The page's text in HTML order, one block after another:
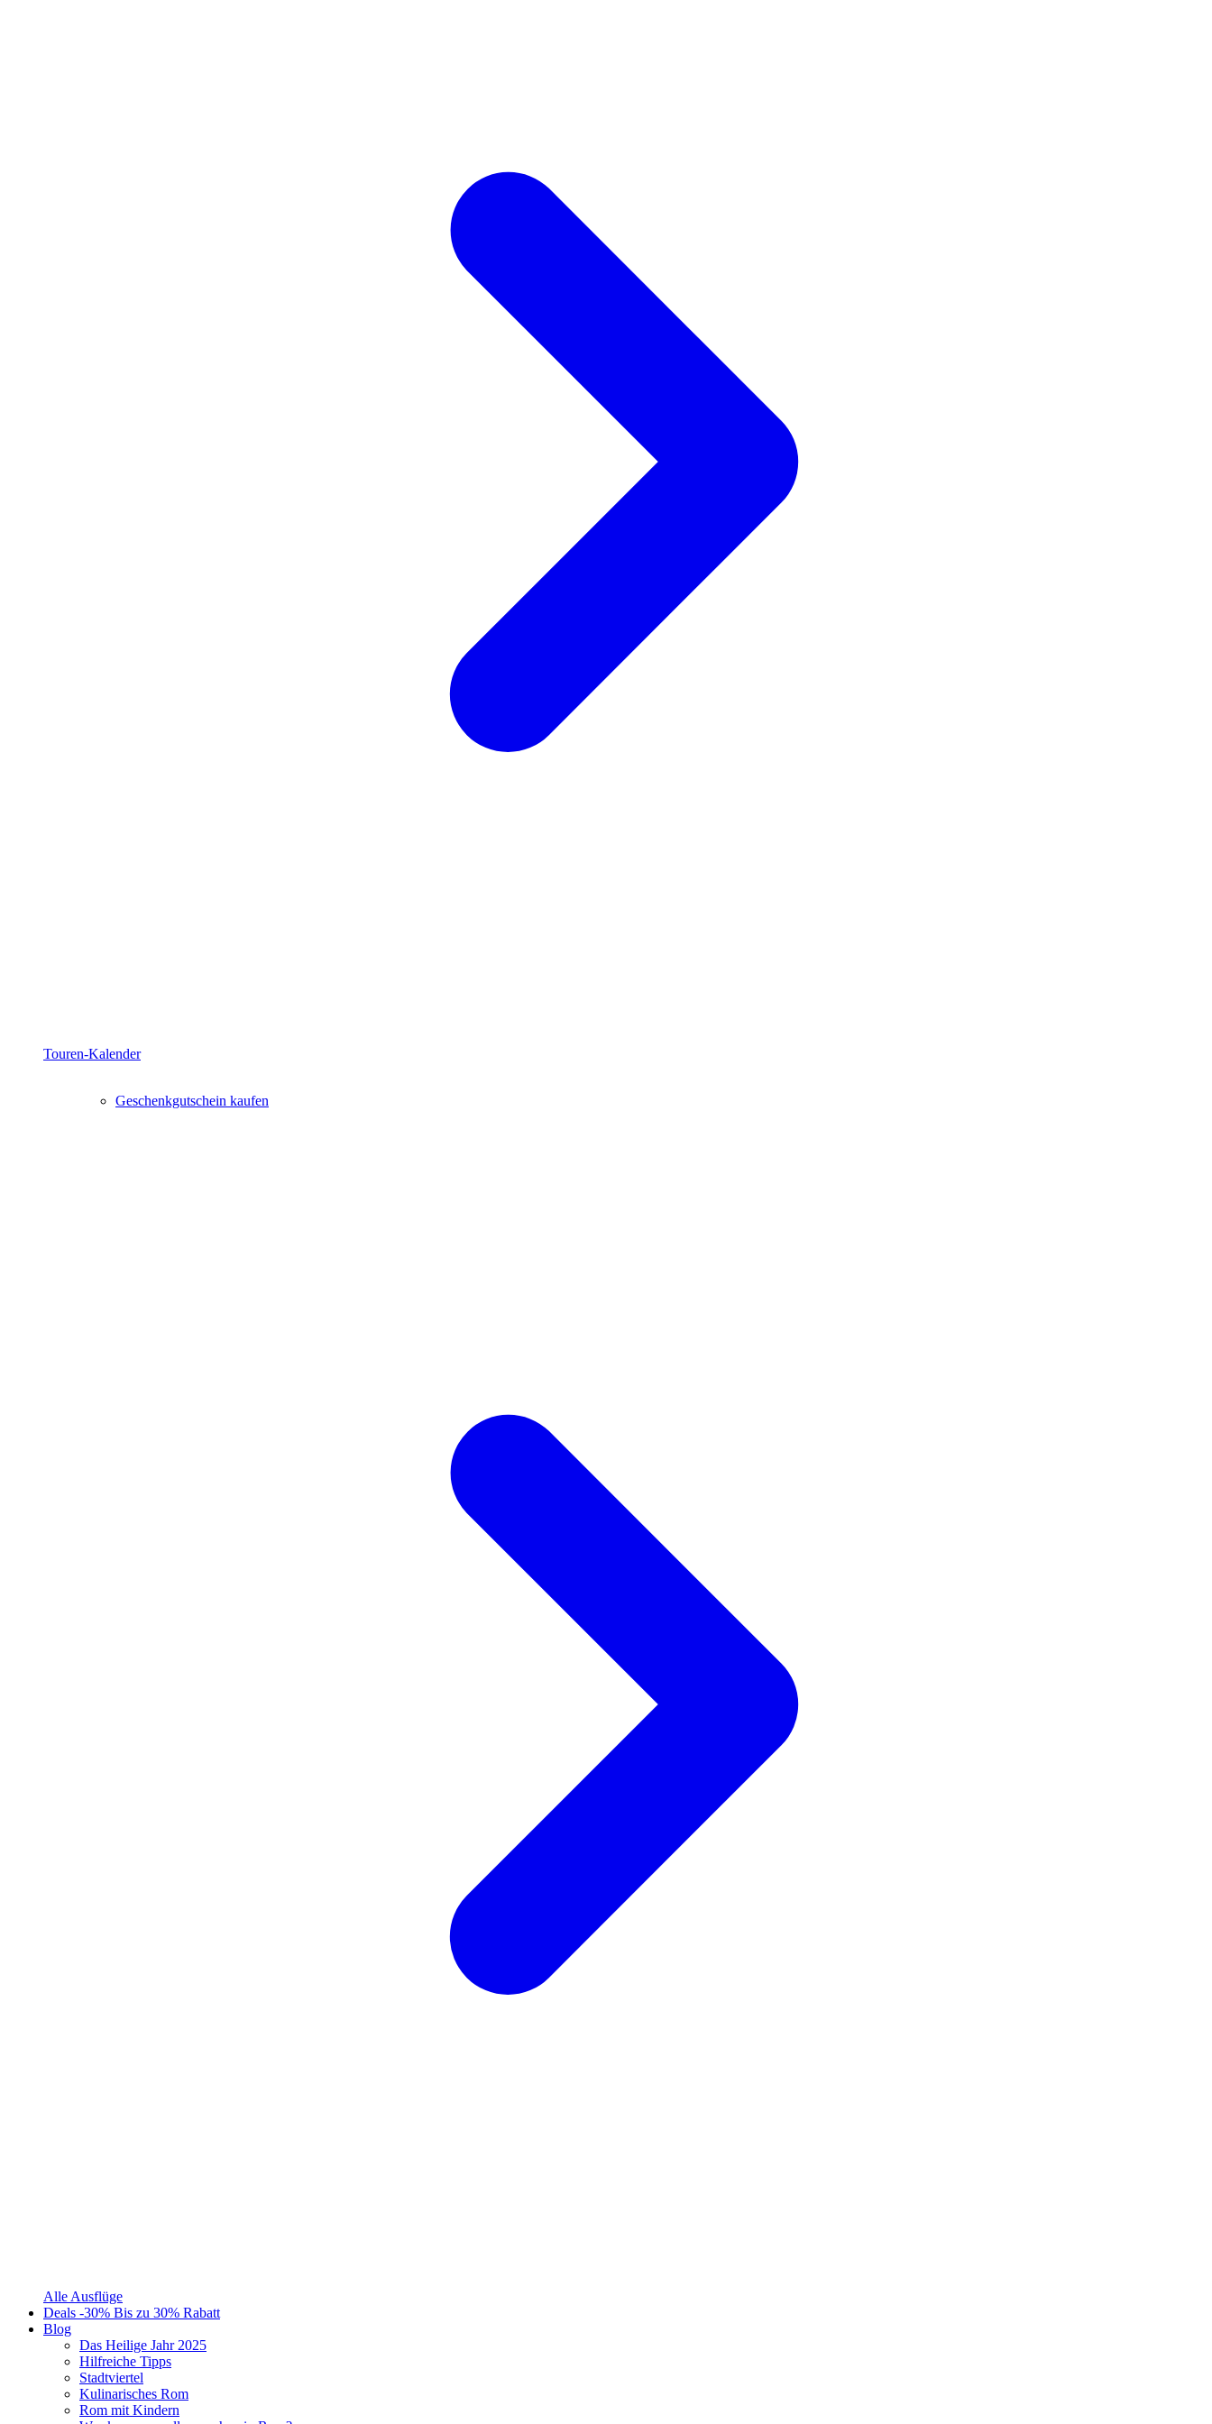
Touren-Kalender
Geschenkgutschein kaufen
Alle Ausflüge
Deals -30% Bis zu 30% Rabatt
Blog
Das Heilige Jahr 2025
Hilfreiche Tipps
Stadtviertel
Kulinarisches Rom
Rom mit Kindern